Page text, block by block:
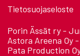
Tietosuojaseloste
Porin Ässät ry -
Astora Areena Oy
Pata Production